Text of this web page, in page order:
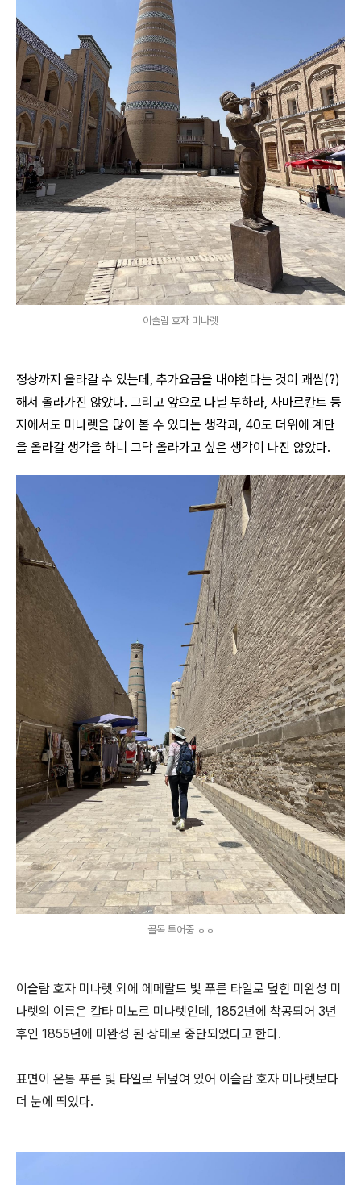
이슬람 호자 미나렛
정상까지 올라갈 수 있는데, 추가요금을 내야한다는 것이 괘씸(?)
해서 올라가진 않았다. 그리고 앞으로 다닐 부하라, 사마르칸트 등
지에서도 미나렛을 많이 볼 수 있다는 생각과, 40도 더위에 계단
을 올라갈 생각을 하니 그닥 올라가고 싶은 생각이 나진 않았다.
골목 투어중 ㅎㅎ
이슬람 호자 미나렛 외에 에메랄드 빛 푸른 타일로 덮힌 미완성 미
나렛의 이름은 칼타 미노르 미나렛인데, 1852년에 착공되어 3년
후인 1855년에 미완성 된 상태로 중단되었다고 한다.
표면이 온통 푸른 빛 타일로 뒤덮여 있어 이슬람 호자 미나렛보다
더 눈에 띄었다.